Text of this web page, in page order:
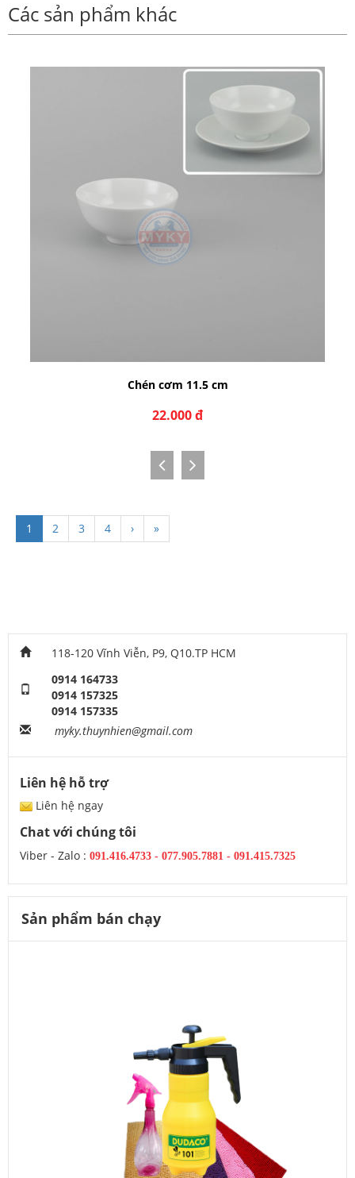
Các sản phẩm khác
Chén cơm 11.5 cm
22.000 đ
1 2 3 4 › »
118-120 Vĩnh Viễn, P9, Q10.TP HCM
0914 164733
0914 157325
0914 157335
myky.thuynhien@gmail.com
Liên hệ hỗ trợ
Liên hệ ngay
Chat với chúng tôi
Viber - Zalo : 091.416.4733 - 077.905.7881 - 091.415.7325
Sản phẩm bán chạy